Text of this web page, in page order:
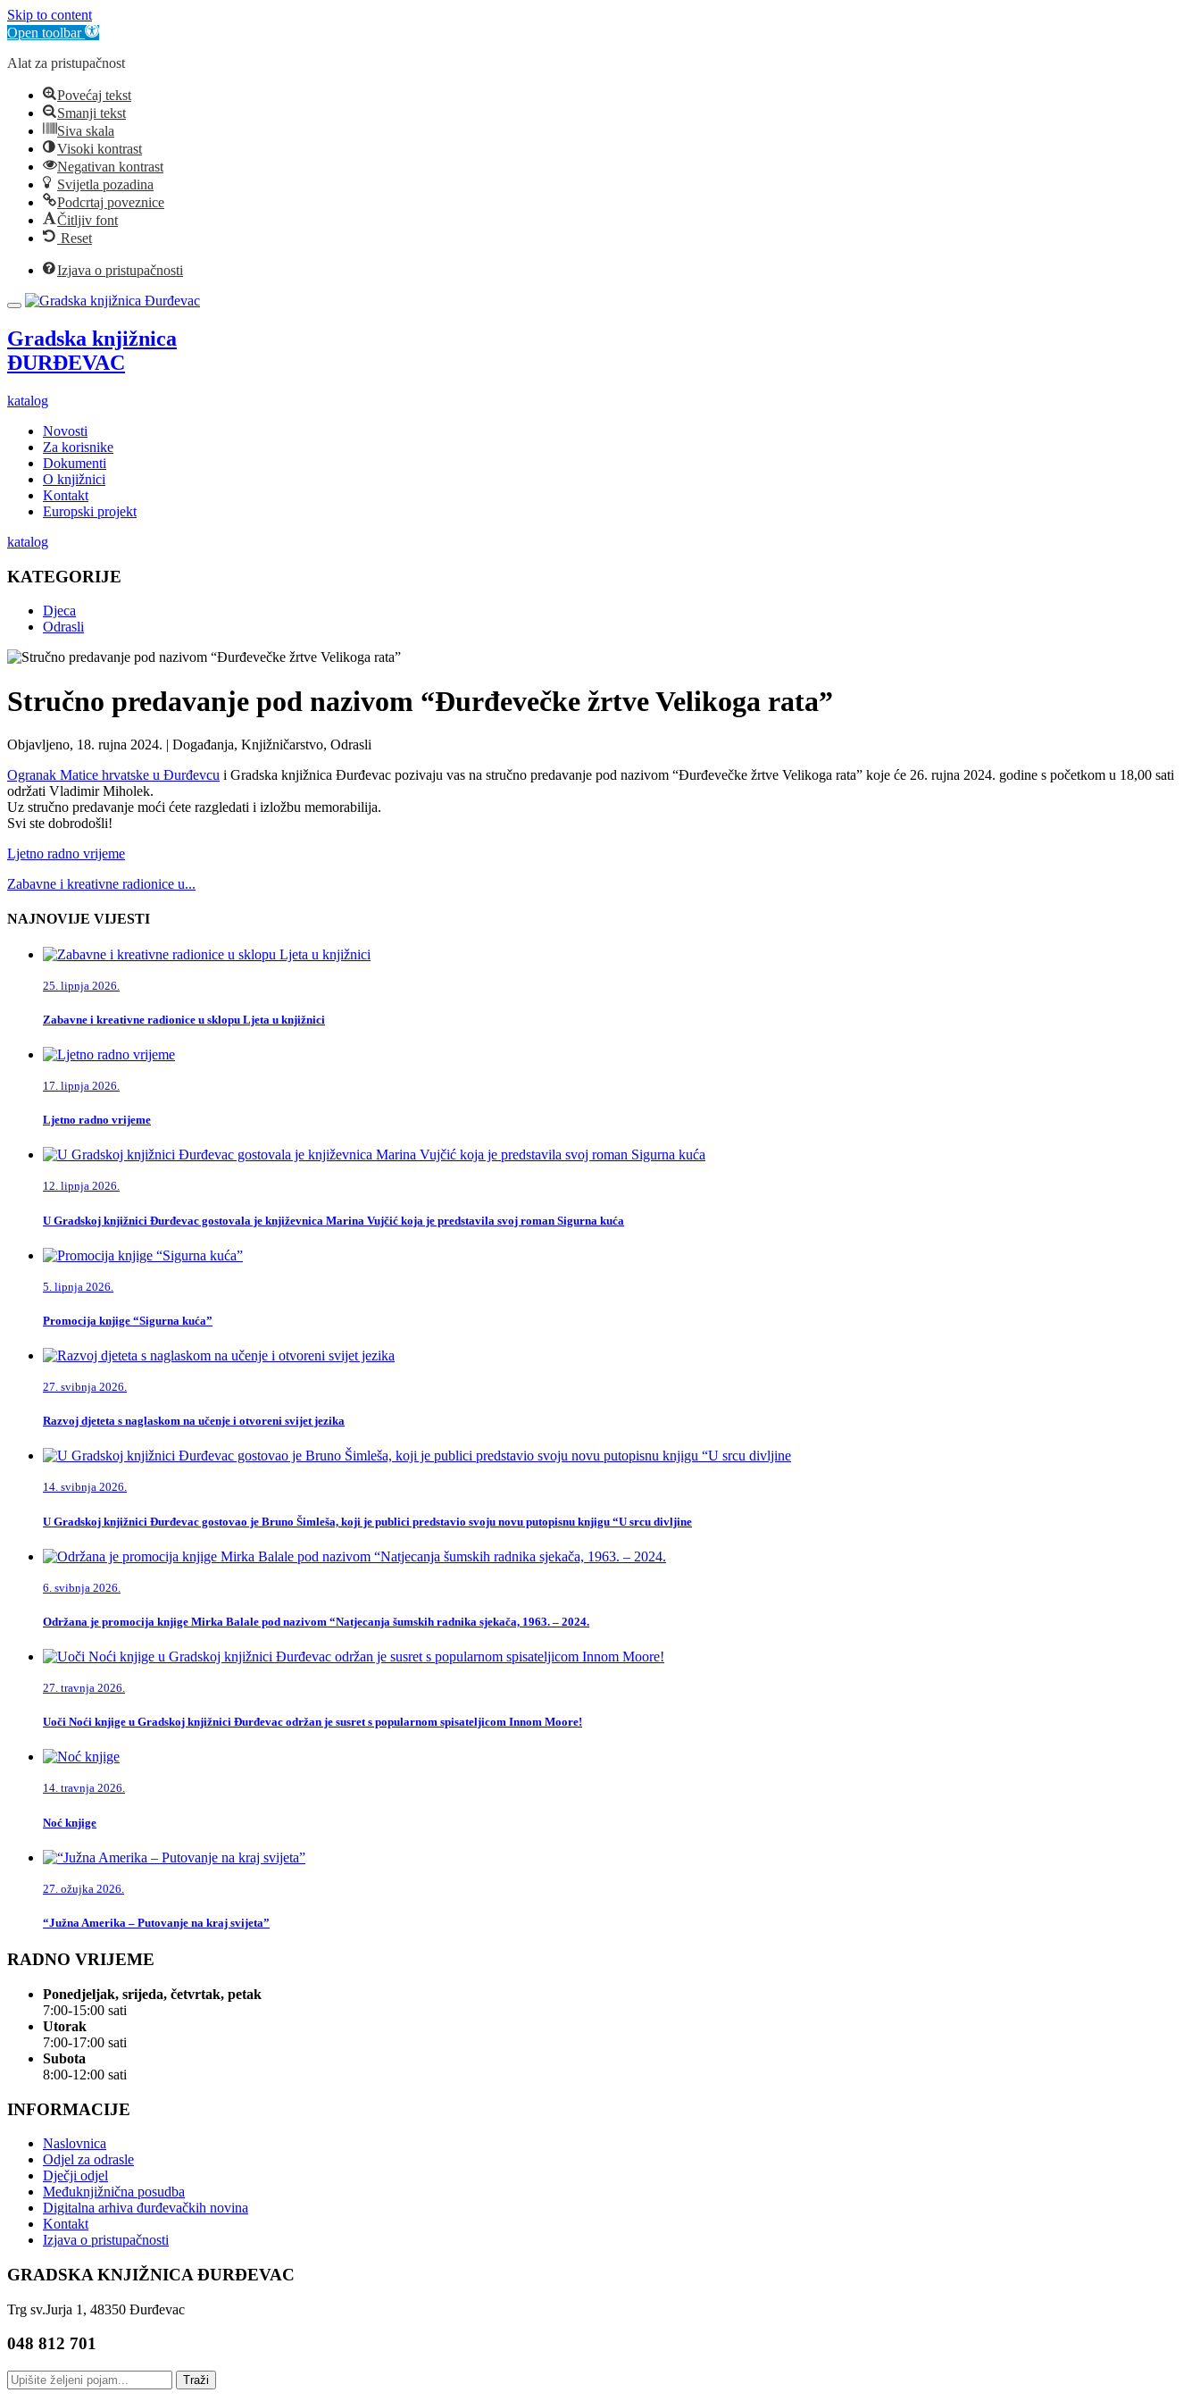
Skip to content
Open toolbar
Alat za pristupačnost
Povećaj tekst
Smanji tekst
Siva skala
Visoki kontrast
Negativan kontrast
Svijetla pozadina
Podcrtaj poveznice
Čitljiv font
Reset
Izjava o pristupačnosti
Gradska knjižnica
ĐURĐEVAC
katalog
Novosti
Za korisnike
Dokumenti
O knjižnici
Kontakt
Europski projekt
katalog
KATEGORIJE
Djeca
Odrasli
Stručno predavanje pod nazivom “Đurđevečke žrtve Velikoga rata”
Objavljeno, 18. rujna 2024. | Događanja, Knjižničarstvo, Odrasli
Ogranak Matice hrvatske u Đurđevcu i Gradska knjižnica Đurđevac pozivaju vas na stručno predavanje pod nazivom “Đurđevečke žrtve Velikoga rata” koje će 26. rujna 2024. godine s početkom u 18,00 sati
održati Vladimir Miholek.
Uz stručno predavanje moći ćete razgledati i izložbu memorabilija.
Svi ste dobrodošli!
Ljetno radno vrijeme
Zabavne i kreativne radionice u...
NAJNOVIJE VIJESTI
25. lipnja 2026.
Zabavne i kreativne radionice u sklopu Ljeta u knjižnici
17. lipnja 2026.
Ljetno radno vrijeme
12. lipnja 2026.
U Gradskoj knjižnici Đurđevac gostovala je književnica Marina Vujčić koja je predstavila svoj roman Sigurna kuća
5. lipnja 2026.
Promocija knjige “Sigurna kuća”
27. svibnja 2026.
Razvoj djeteta s naglaskom na učenje i otvoreni svijet jezika
14. svibnja 2026.
U Gradskoj knjižnici Đurđevac gostovao je Bruno Šimleša, koji je publici predstavio svoju novu putopisnu knjigu “U srcu divljine
6. svibnja 2026.
Održana je promocija knjige Mirka Balale pod nazivom “Natjecanja šumskih radnika sjekača, 1963. – 2024.
27. travnja 2026.
Uoči Noći knjige u Gradskoj knjižnici Đurđevac održan je susret s popularnom spisateljicom Innom Moore!
14. travnja 2026.
Noć knjige
27. ožujka 2026.
“Južna Amerika – Putovanje na kraj svijeta”
RADNO VRIJEME
Ponedjeljak, srijeda, četvrtak, petak
7:00-15:00 sati
Utorak
7:00-17:00 sati
Subota
8:00-12:00 sati
INFORMACIJE
Naslovnica
Odjel za odrasle
Dječji odjel
Međuknjižnična posudba
Digitalna arhiva đurđevačkih novina
Kontakt
Izjava o pristupačnosti
GRADSKA KNJIŽNICA ĐURĐEVAC
Trg sv.Jurja 1, 48350 Đurđevac
048 812 701
Traži